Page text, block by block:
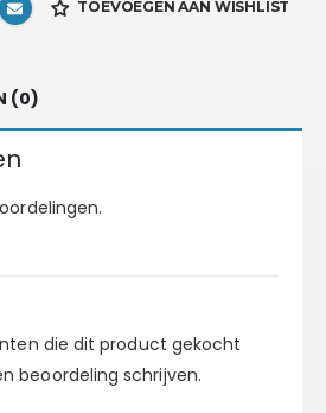
TOEVOEGEN AAN WISHLIST
(0)
die dit product gekocht
beoordeling schrijven.